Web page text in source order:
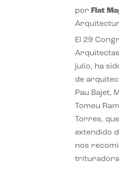
por Flat
El 29
julio, ha
de
Pau Bajet,
Tomeu
Torres,
extendido
nos